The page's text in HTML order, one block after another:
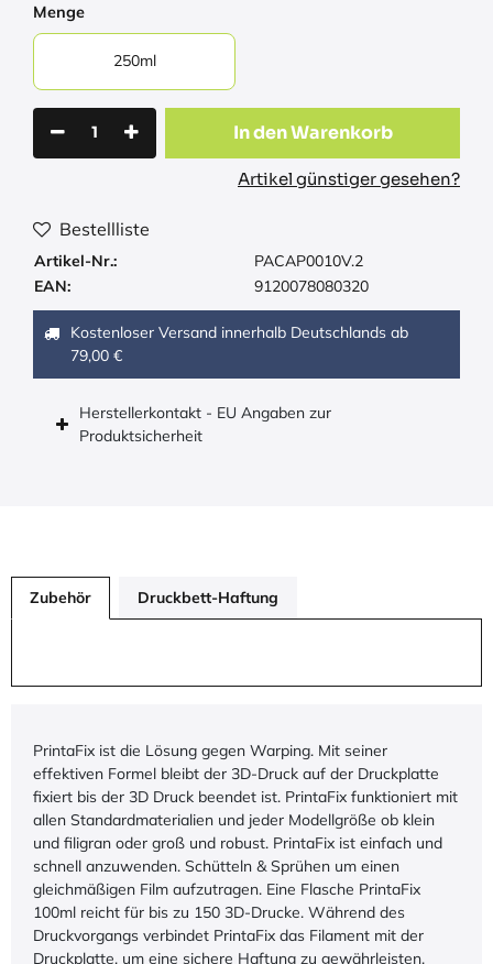
Menge
250ml
In den Warenkorb
Artikel günstiger gesehen?
Bestellliste
Artikel-Nr.:
PACAP0010V.2
EAN:
9120078080320
Kostenloser Versand innerhalb Deutschlands ab
79,00 €
Herstellerkontakt - EU Angaben zur
Produktsicherheit
Zubehör Druckbett-Haftung
PrintaFix ist die Lösung gegen Warping. Mit seiner
effektiven Formel bleibt der 3D-Druck auf der Druckplatte
fixiert bis der 3D Druck beendet ist. PrintaFix funktioniert mit
allen Standardmaterialien und jeder Modellgröße ob klein
und filigran oder groß und robust. PrintaFix ist einfach und
schnell anzuwenden. Schütteln & Sprühen um einen
gleichmäßigen Film aufzutragen. Eine Flasche PrintaFix
100ml reicht für bis zu 150 3D-Drucke. Während des
Druckvorgangs verbindet PrintaFix das Filament mit der
Druckplatte, um eine sichere Haftung zu gewährleisten.